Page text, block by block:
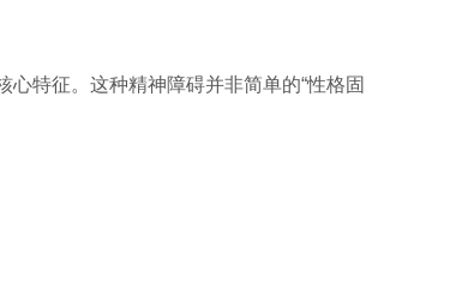
特征。这种精神障碍并非简单的“性格固